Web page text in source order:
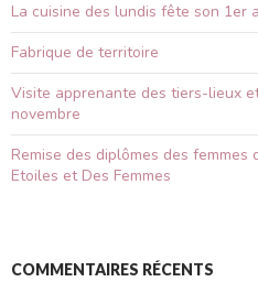
La cuisine des lundis fête son 1er
Fabrique de territoire
Visite apprenante des tiers-lieux
novembre
Remise des diplômes des
Etoiles et Des Femmes
COMMENTAIRES RÉCENTS